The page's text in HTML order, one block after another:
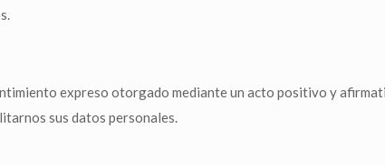
expreso otorgado mediante un acto positivo y
sus datos personales.